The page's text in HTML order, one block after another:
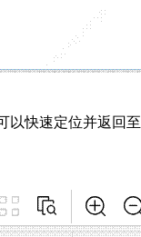
以快速定位并返回